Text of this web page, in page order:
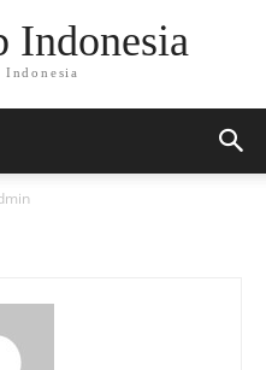
Indonesia